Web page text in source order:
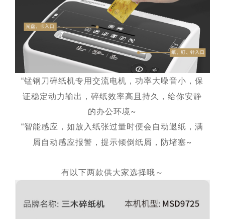
“锰钢刀碎纸机专用交流电机，功率大噪音小，保
证稳定动力输出，碎纸效率高且持久，给你安静
的办公环境~
“智能感应，如放入纸张过量时便会自动退纸，满
屑自动感应报警，提示倾倒纸屑，防堵塞~
有以下两款供大家选择哦～